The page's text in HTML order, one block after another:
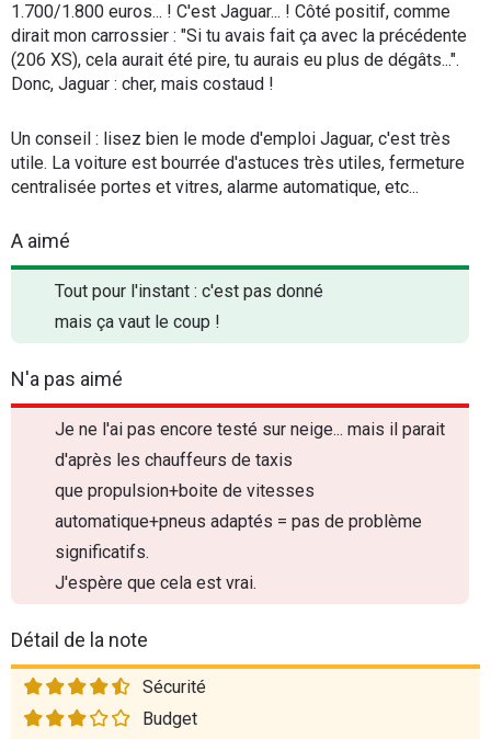
1.700/1.800 euros... ! C'est Jaguar... ! Côté positif, comme
dirait mon carrossier : "Si tu avais fait ça avec la précédente
(206 XS), cela aurait été pire, tu aurais eu plus de dégâts...".
Donc, Jaguar : cher, mais costaud !
Un conseil : lisez bien le mode d'emploi Jaguar, c'est très
utile. La voiture est bourrée d'astuces très utiles, fermeture
centralisée portes et vitres, alarme automatique, etc...
A aimé
Tout pour l'instant : c'est pas donné
mais ça vaut le coup !
N'a pas aimé
Je ne l'ai pas encore testé sur neige... mais il parait
d'après les chauffeurs de taxis
que propulsion+boite de vitesses
automatique+pneus adaptés = pas de problème
significatifs.
J'espère que cela est vrai.
Détail de la note
Sécurité
Budget